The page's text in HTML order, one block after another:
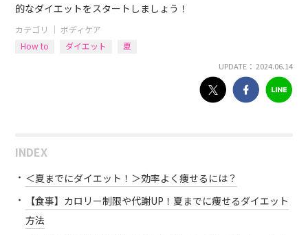
的なダイエットをスタートしましょう！
カテゴリ ｜ボディケア
How to
ダイエット 夏
UPDATE： 2024.06.14
INDEX
＜夏までにダイエット！＞効率よく痩せるには？
【食事】カロリー制限や代謝UP！夏までに痩せるダイエット
方法